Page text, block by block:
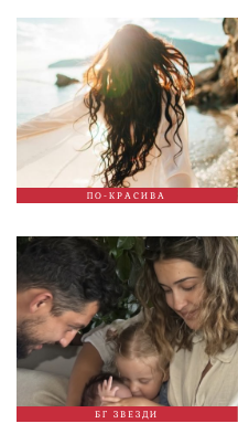
ПО-КРАСИВА
БГ ЗВЕЗДИ